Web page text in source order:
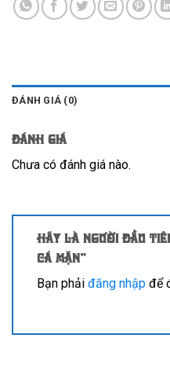
ĐÁNH GIÁ (0)
Đánh giá
Chưa có đánh giá nào.
Hãy là người đầu
cá mặn”
Bạn phải đăng nhập để